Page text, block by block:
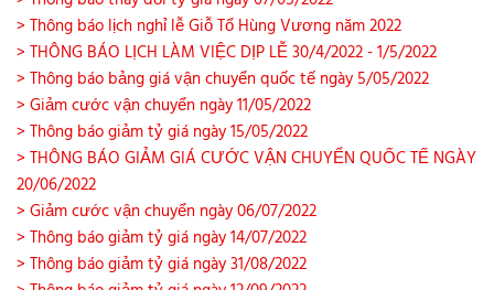
> Thông báo lịch nghỉ lễ Giỗ Tổ Hùng Vương năm 2022
> THÔNG BÁO LỊCH LÀM VIỆC DỊP LỄ 30/4/2022 - 1/5/2022
> Thông báo bảng giá vận chuyển quốc tế ngày 5/05/2022
> Giảm cước vận chuyển ngày 11/05/2022
> Thông báo giảm tỷ giá ngày 15/05/2022
> THÔNG BÁO GIẢM GIÁ CƯỚC VẬN CHUYỂN QUỐC TẾ NGÀY
20/06/2022
> Giảm cước vận chuyển ngày 06/07/2022
> Thông báo giảm tỷ giá ngày 14/07/2022
> Thông báo giảm tỷ giá ngày 31/08/2022